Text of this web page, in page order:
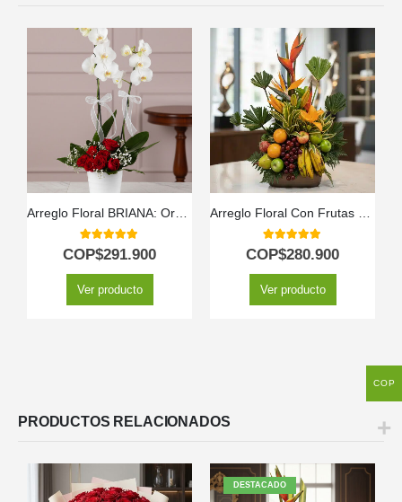
Arreglo Floral BRIANA: Orquídea y Rosas Rojas para Enamorar 🌹
5.00out of 5
COP$291.900
Ver producto
Arreglo Floral Con Frutas Bahamas
5.00out of 5
COP$280.900
Ver producto
PRODUCTOS RELACIONADOS
DESTACADO
COP